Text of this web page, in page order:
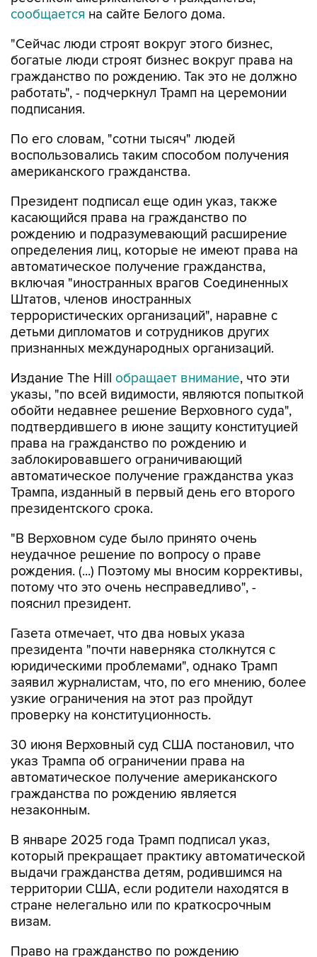
"Сейчас люди строят вокруг этого бизнес,
гражданство по рождению. Так это не должно
работать", - подчеркнул Трамп на церемонии
подписания.
По его словам, "сотни тысяч" людей
американского гражданства.
Президент подписал еще один указ, также
рождению и подразумевающий расширение
определения лиц, которые не имеют права на
автоматическое получение гражданства,
включая "иностранных врагов Соединенных
Штатов, членов иностранных
террористических организаций", наравне с
детьми дипломатов и сотрудников других
признанных международных организаций.
Издание The Hillобращает внимание, что эти
обойти недавнее решение Верховного суда",
подтвердившего в июне защиту конституцией
права на гражданство по рождению и
заблокировавшего ограничивающий
автоматическое получение гражданства указ
Трампа, изданный в первый день его второго
президентского срока.
"В Верховном суде было принято очень
рождения. (...) Поэтому мы вносим коррективы,
потому что это очень несправедливо", -
пояснил президент.
Газета отмечает, что два новых указа
юридическими проблемами", однако Трамп
заявил журналистам, что, по его мнению, более
узкие ограничения на этот раз пройдут
проверку на конституционность.
30 июня Верховный суд США постановил, что
автоматическое получение американского
гражданства по рождению является
незаконным.
В январе 2025 года Трамп подписал указ,
выдачи гражданства детям, родившимся на
территории США, если родители находятся в
стране нелегально или по краткосрочным
визам.
Право на гражданство по рождению